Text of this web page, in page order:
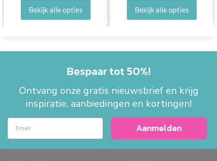
Bekijk alle opties Bekijk alle opties
Bespaar tot 50%!
Ontvang onze gratis nieuwsbrief en krijg
inspiratie, aanbiedingen en kortingen!
Aanmelden